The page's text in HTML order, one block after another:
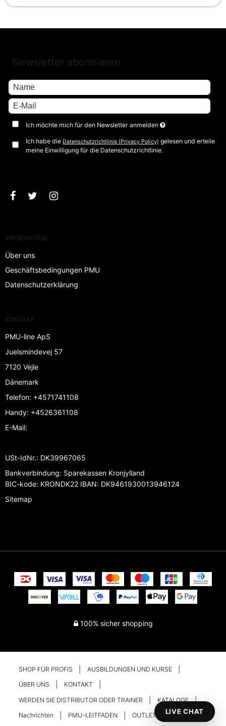
Newsletter abonnieren
Ich möchte mich für den Newsletter anmelden
Ich habe die Datenschutzrichtlinie (Privacy Policy) gelesen und erteile
meine Einwilligung für die Datenschutzrichtlinie.
INFORMATION
Über uns
Geschäftsbedingungen PMU
Datenschutzerklärung
KONTAKT
PMU-line ApS
Juelsmindevej 57
7120 Vejle
Dänemark
Telefon: +4571741108
Handy: +4526361108
E-Mail:
USt-IdNr.: DK39967065
Bankverbindung: Sparekassen Kronjylland
BIC-kode: KRONDK22 IBAN: DK9461930013946124
Sitemap
100% sicher shopping
SHOP FÜR PROFIS AUSBILDUNGEN UND KURSE
ÜBER UNS KONTAKT
WERDEN SIE DISTRIBUTOR ODER TRAINER KATALOGE
Nachrichten PMU-LEITFADEN OUTLET Ihr Konto
LIVE CHAT